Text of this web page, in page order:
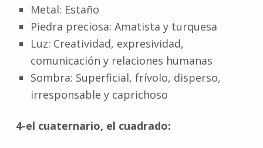
Metal: Estaño
Piedra preciosa: Amatista y turquesa
Luz: Creatividad, expresividad,
comunicación y relaciones humanas
Sombra: Superficial, frívolo, disperso,
irresponsable y caprichoso
4-el cuaternario, el cuadrado: